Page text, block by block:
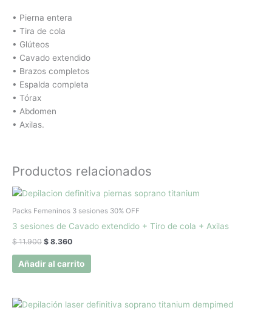
• Pierna entera
• Tira de cola
• Glúteos
• Cavado extendido
• Brazos completos
• Espalda completa
• Tórax
• Abdomen
• Axilas.
Productos relacionados
Packs Femeninos 3 sesiones 30% OFF
3 sesiones de Cavado extendido + Tiro de cola + Axilas
$11.900
El
original
$ 11.900.
$ 8.360
El
actual
$ 8.360.
Añadir al carrito
El
El